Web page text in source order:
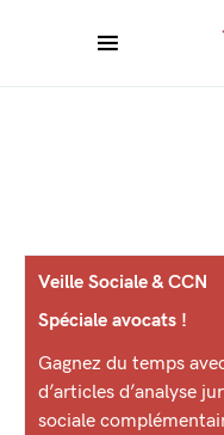
Veille Sociale & CCN
Spéciale avocats !
Gagnez du temps
d’articles d’analyse
sociale